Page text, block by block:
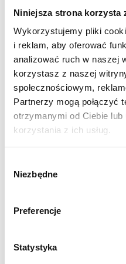
Niniejsza strona korzysta
Wykorzystujemy pliki
i reklam, aby oferować
analizować ruch w naszej
korzystasz z naszej
społecznościowym,
Partnerzy mogą połączyć
otrzymanymi od Ciebie
korzystania z ich usług.
zgody
Niezbędne
Preferencje
Statystyka
XI. Sprawozdanie Zarządu z
XII. Podpisywanie
1. Podpisy w tym elektroniczne
sprawozdania
2. Zatwierdzanie sprawozdania
3. Udostępnianie i
Zgłoszenia przyjmowane są
Prosimy o zwrócenie
formularza dane - są to dane,